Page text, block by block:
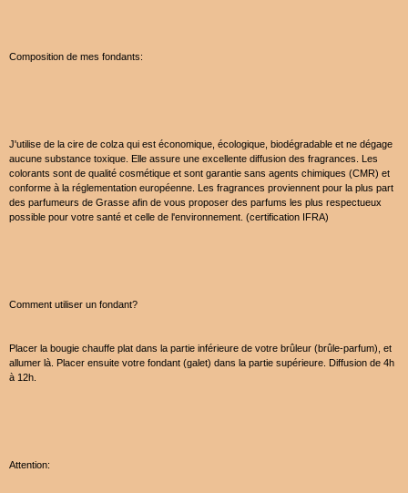
Composition de mes fondants:
J'utilise de la cire de colza qui est économique, écologique, biodégradable et ne dégage
aucune substance toxique. Elle assure une excellente diffusion des fragrances. Les
colorants sont de qualité cosmétique et sont garantie sans agents chimiques (CMR) et
conforme à la réglementation européenne. Les fragrances proviennent pour la plus part
des parfumeurs de Grasse afin de vous proposer des parfums les plus respectueux
possible pour votre santé et celle de l'environnement. (certification IFRA)
Comment utiliser un fondant?
Placer la bougie chauffe plat dans la partie inférieure de votre brûleur (brûle-parfum), et
allumer là. Placer ensuite votre fondant (galet) dans la partie supérieure. Diffusion de 4h
à 12h.
Attention: